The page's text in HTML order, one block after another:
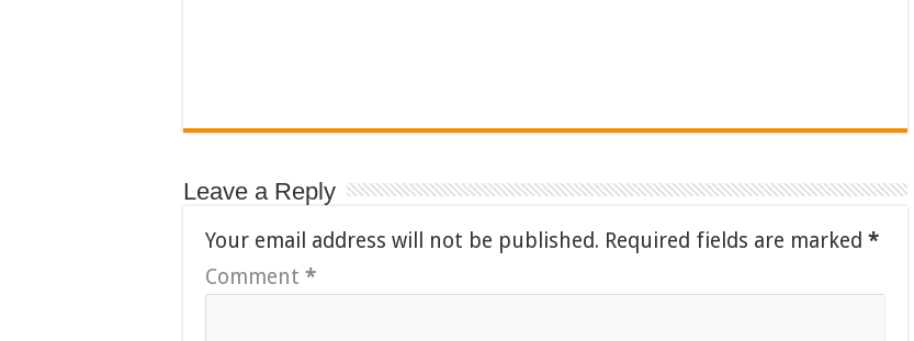
Leave a Reply
Your email address will not be published. Required fields are marked *
Comment *